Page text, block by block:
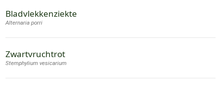
Bladvlekkenziekte
Alternaria porri
Zwartvruchtrot
Stemphylium vesicarium